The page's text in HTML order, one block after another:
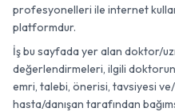
profesyonelleri ile internet
platformdur.
İş bu sayfada yer alan doktor/
değerlendirmeleri, ilgili
emri, talebi, önerisi, tavsiyesi ve/
hasta/danışan tarafından